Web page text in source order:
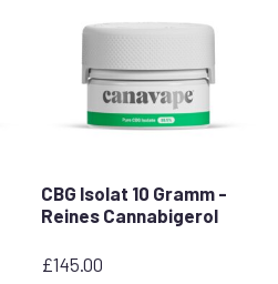
CBG Isolat 10 Gramm -
Reines Cannabigerol
£145.00